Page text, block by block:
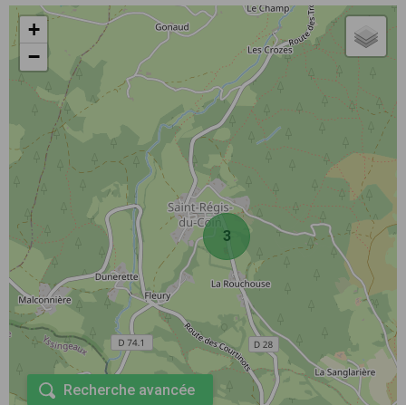
3
+
−
Recherche avancée